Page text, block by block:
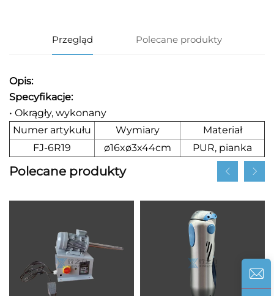
Przegląd Polecane produkty
Opis:
Specyfikacje:
• Okrągły, wykonany
Numer artykułu
Wymiary
Materiał
FJ-6R19
ø16xø3x44cm PUR, pianka
Polecane produkty